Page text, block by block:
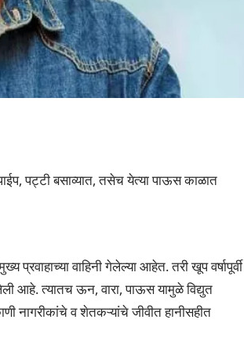
पट्टी बसाव्यात, तसेच येत्या पाऊस काळात
वाहिनी गेलेल्या आहेत. तरी खूप वर्षापूर्वी
आहे. त्यातच ऊन, वारा, पाऊस यामुळे विद्युत
नागरीकांचे व शेतकऱ्यांचे जीवीत हानीसहीत